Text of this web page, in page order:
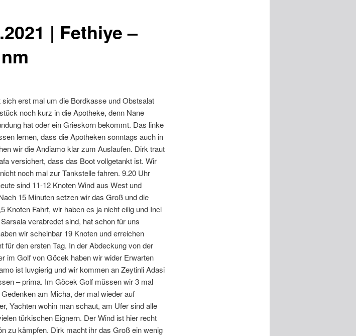
| Fethiye –
erst mal um die Bordkasse und Obstsalat
noch kurz in die Apotheke, denn Nane
hat oder ein Grieskorn bekommt. Das linke
lernen, dass die Apotheken sonntags auch in
wir die Andiamo klar zum Auslaufen. Dirk traut
versichert, dass das Boot vollgetankt ist. Wir
noch mal zur Tankstelle fahren. 9.20 Uhr
sind 11-12 Knoten Wind aus West und
15 Minuten setzen wir das Groß und die
Knoten Fahrt, wir haben es ja nicht eilig und Inci
verabredet sind, hat schon für uns
wir scheinbar 19 Knoten und erreichen
den ersten Tag. In der Abdeckung von der
im Golf von Göcek haben wir wider Erwarten
ist luvgierig und wir kommen an Zeytinli Adasi
– prima. Im Göcek Golf müssen wir 3 mal
am Micha, der mal wieder auf
Yachten wohin man schaut, am Ufer sind alle
türkischen Eignern. Der Wind ist hier recht
zu kämpfen. Dirk macht ihr das Groß ein wenig